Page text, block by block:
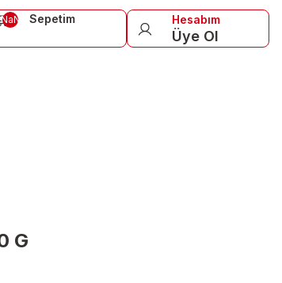
Sepetim
NaN Hesabım
Üye Ol
G